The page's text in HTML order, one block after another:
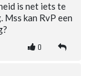
is net iets te
Mss kan RvP een
0